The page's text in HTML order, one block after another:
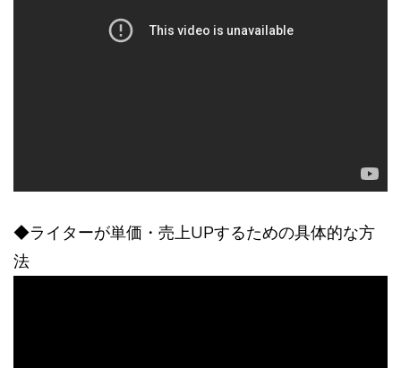
◆ライターが単価・売上UPするための具体的な方
法